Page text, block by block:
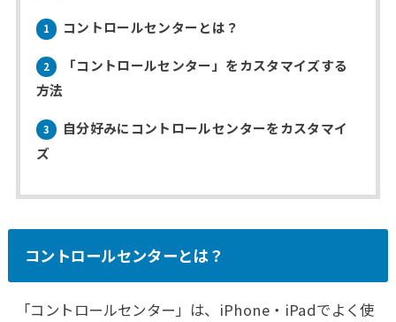
1 コントロールセンターとは？
2
「コントロールセンター」をカスタマイズする
方法
3
自分好みにコントロールセンターをカスタマイ
ズ
コントロールセンターとは？
「コントロールセンター」は、iPhone・iPadでよく使